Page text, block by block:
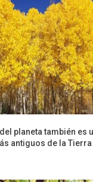
planeta también es
antiguos de la Tierra